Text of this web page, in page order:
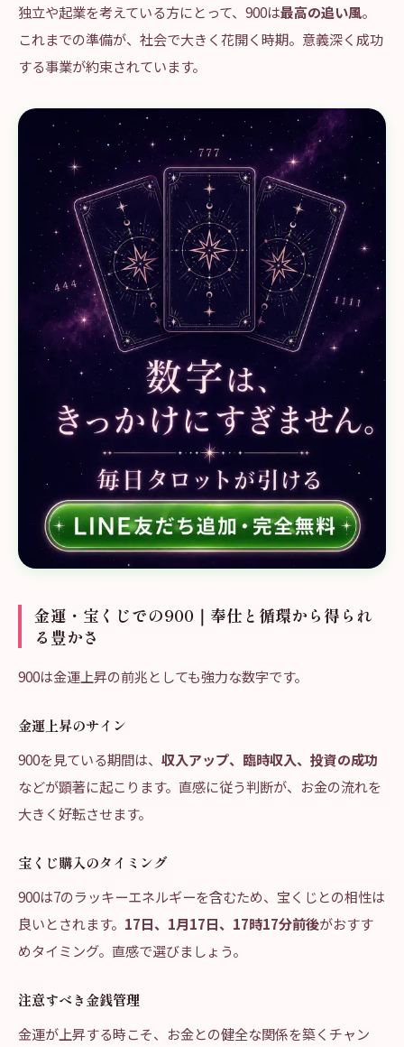
独立や起業を考えている方にとって、900は最高の追い風。
これまでの準備が、社会で大きく花開く時期。意義深く成功
する事業が約束されています。
金運・宝くじでの900｜奉仕と循環から得られ
る豊かさ
900は金運上昇の前兆としても強力な数字です。
金運上昇のサイン
900を見ている期間は、 収入アップ、臨時収入、投資の成功
などが顕著に起こります。直感に従う判断が、お金の流れを
大きく好転させます。
宝くじ購入のタイミング
900は7のラッキーエネルギーを含むため、宝くじとの相性は
良いとされます。 17日、1月17日、17時17分前後がおすす
めタイミング。直感で選びましょう。
注意すべき金銭管理
金運が上昇する時こそ、お金との健全な関係を築くチャン